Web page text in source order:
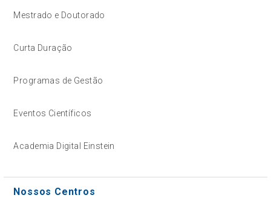
Mestrado e Doutorado
Curta Duração
Programas de Gestão
Eventos Científicos
Academia Digital Einstein
Nossos Centros